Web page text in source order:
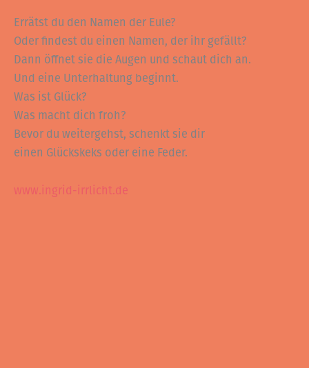
Errätst du den Namen der Eule?
Oder findest du einen Namen, der ihr gefällt?
Dann öffnet sie die Augen und schaut dich an.
Und eine Unterhaltung beginnt.
Was ist Glück?
Was macht dich froh?
Bevor du weitergehst, schenkt sie dir
einen Glückskeks oder eine Feder.
www.ingrid-irrlicht.de